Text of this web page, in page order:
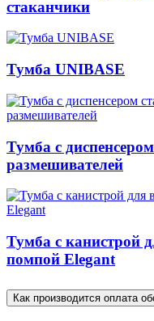
стаканчики
Тумба UNIBASE
Тумба с
размешивателей
Тумба с канистрой
помпой Elegant
Как производится оплата